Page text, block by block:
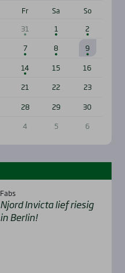
Fr Sa
So
31 1
2
7 8
9
14 15
16
21 22
23
28 29
30
4 5 6
Fabs
Njord Invic­ta lief rie­sig
in Ber­lin!